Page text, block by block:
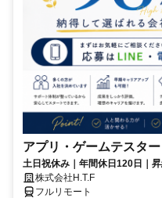
アプリ・ゲームテスタ
土日祝休み｜年間休日120日｜
株式会社H.T.F
フルリモート